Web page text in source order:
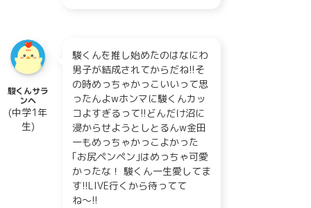
駿くんサラ
ンヘ
(中学1年
生)
駿くんを推し始めたのはなにわ
男子が結成されてからだね!!そ
の時めっちゃかっこいいって思
ったんよwホンマに駿くんカッ
コよすぎるって!!どんだけ沼に
浸からせようとしとるんw金田
一もめっちゃかっこよかった
｢お尻ペンペン｣はめっちゃ可愛
かったな！ 駿くん一生愛してま
す!!LIVE行くから待ってて
ね〜!!